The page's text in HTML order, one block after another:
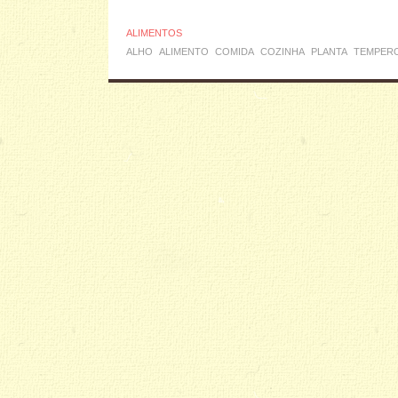
ALIMENTOS
ALHO
ALIMENTO COMIDA COZINHA PLANTA